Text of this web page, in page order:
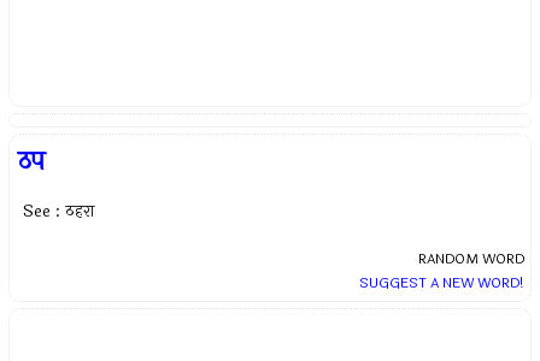
ठप
See : ठहरा
RANDOM WORD
SUGGEST A NEW WORD!